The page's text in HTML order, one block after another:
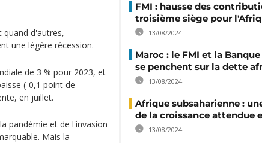
quand d'autres,
une légère récession.
de 3 % pour 2023, et
(-0,1 point de
en juillet.
pandémie et de l'invasion
Mais la
FMI : hausse des
troisième siège pour
13/08/2024
Maroc : le FMI et la
se penchent sur la dette
13/08/2024
Afrique subsaharienne :
de la croissance attendue
13/08/2024